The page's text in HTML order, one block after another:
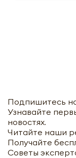
Подпишитесь
Узнавайте
новостях.
Читайте наши
Получайте
Советы